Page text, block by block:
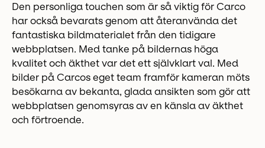
Den personliga touchen som är så viktig för Carco
har också bevarats genom att återanvända det
fantastiska bildmaterialet från den tidigare
webbplatsen. Med tanke på bildernas höga
kvalitet och äkthet var det ett självklart val. Med
bilder på Carcos eget team framför kameran möts
besökarna av bekanta, glada ansikten som gör att
webbplatsen genomsyras av en känsla av äkthet
och förtroende.